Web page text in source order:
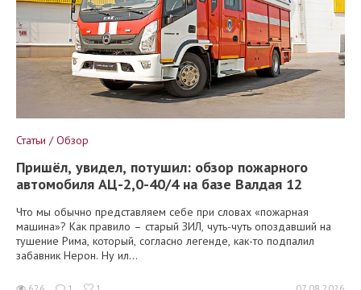
Статьи / Обзор
Пришёл, увидел, потушил: обзор пожарного
автомобиля АЦ-2,0-40/4 на базе Валдая 12
Что мы обычно представляем себе при словах «пожарная
машина»? Как правило – старый ЗИЛ, чуть-чуть опоздавший на
тушение Рима, который, согласно легенде, как-то подпалил
забавник Нерон. Ну ил...
626 1 1 07.08.2026